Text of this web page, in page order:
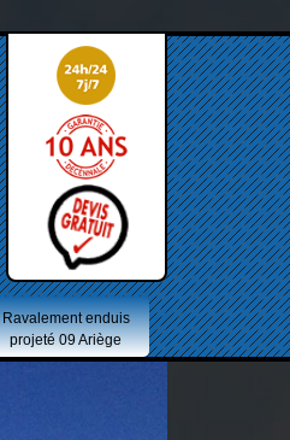
Ravalement enduis
projeté 09 Ariège